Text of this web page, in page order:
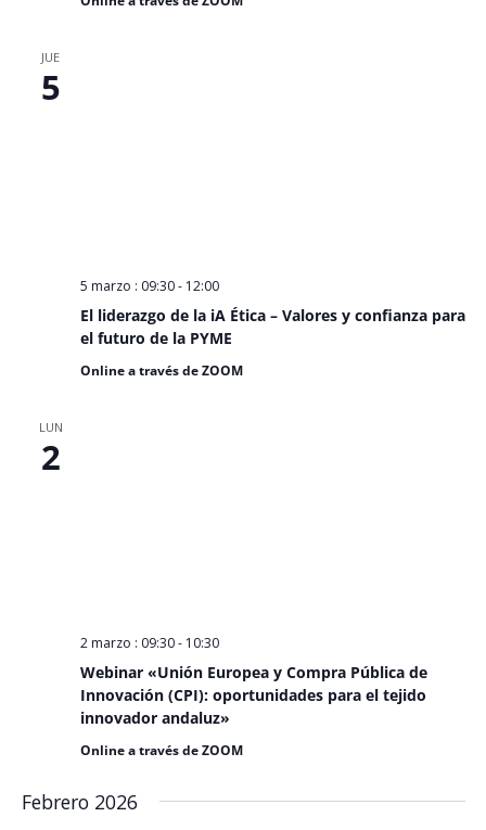
JUE
5
El liderazgo de la iA Ética – Valores y confianza para
el futuro de la PYME
5 marzo : 09:30- 12:00
Online a través de ZOOM
LUN
2
Webinar «Unión Europea y Compra Pública de
Innovación (CPI): oportunidades para el tejido
innovador andaluz»
2 marzo : 09:30- 10:30
Online a través de ZOOM
Febrero 2026